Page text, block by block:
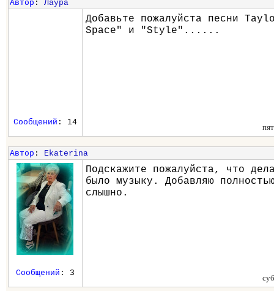
Автор : Лаура
Добавьте пожалуйста песни
Space" и "Style"......
Сообщений : 14
Автор : Ekaterina
Подскажите пожалуйста, что
было музыку. Добавляю
слышно.
Сообщений : 3